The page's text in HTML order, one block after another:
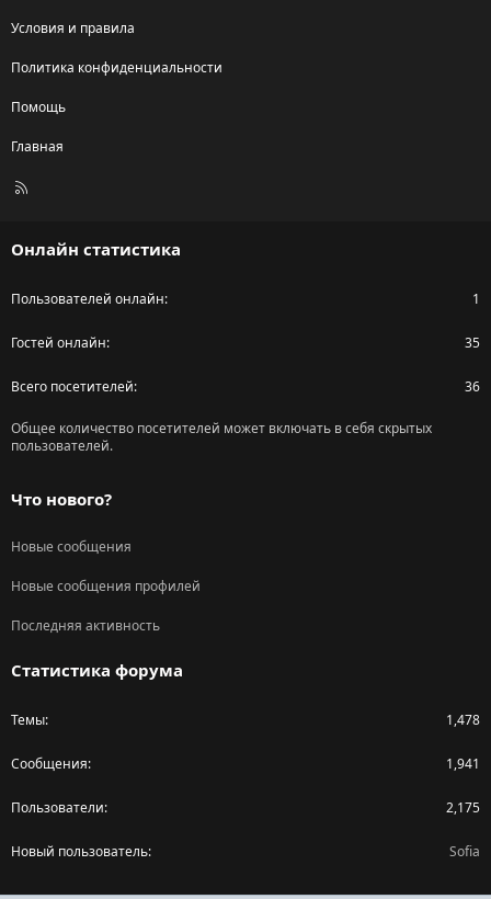
Условия и правила
Политика конфиденциальности
Помощь
Главная
R
Онлайн статистика
Пользователей онлайн 1
Гостей онлайн 35
Всего посетителей 36
Общее количество посетителей может включать в себя скрытых
пользователей.
Что нового?
Новые сообщения
Новые сообщения профилей
Последняя активность
Статистика форума
Темы 1,478
Сообщения 1,941
Пользователи 2,175
Новый пользователь Sofia